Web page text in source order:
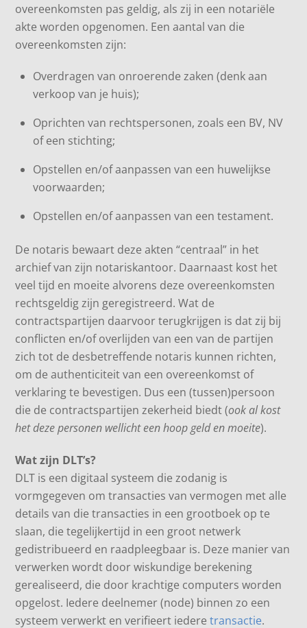
overeenkomsten pas geldig, als zij in een notariële
akte worden opgenomen. Een aantal van die
overeenkomsten zijn:
Overdragen van onroerende zaken (denk aan
verkoop van je huis);
Oprichten van rechtspersonen, zoals een BV, NV
of een stichting;
Opstellen en/of aanpassen van een huwelijkse
voorwaarden;
Opstellen en/of aanpassen van een testament.
De notaris bewaart deze akten “centraal” in het
archief van zijn notariskantoor. Daarnaast kost het
veel tijd en moeite alvorens deze overeenkomsten
rechtsgeldig zijn geregistreerd. Wat de
contractspartijen daarvoor terugkrijgen is dat zij bij
conflicten en/of overlijden van een van de partijen
zich tot de desbetreffende notaris kunnen richten,
om de authenticiteit van een overeenkomst of
verklaring te bevestigen. Dus een (tussen)persoon
die de contractspartijen zekerheid biedt (ook al kost
het deze personen wellicht een hoop geld en moeite).
Wat zijn DLT’s?
DLT is een digitaal systeem die zodanig is
vormgegeven om transacties van vermogen met alle
details van die transacties in een grootboek op te
slaan, die tegelijkertijd in een groot netwerk
gedistribueerd en raadpleegbaar is. Deze manier van
verwerken wordt door wiskundige berekening
gerealiseerd, die door krachtige computers worden
opgelost. Iedere deelnemer (node) binnen zo een
systeem verwerkt en verifieert iederetransactie.